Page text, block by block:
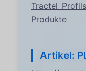
Produkte
Artikel: